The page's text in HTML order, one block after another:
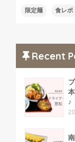
限定麺 食レポ
Recent
♪